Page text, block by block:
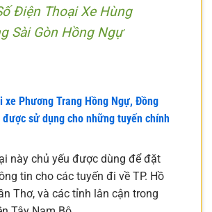
Điện Thoại Xe Hùng
Sài Gòn Hồng Ngự
xe Phương Trang Hồng Ngự, Đồng
sử dụng cho những tuyến chính
này chủ yếu được dùng để đặt
tin cho các tuyến đi về TP. Hồ
Thơ, và các tỉnh lân cận trong